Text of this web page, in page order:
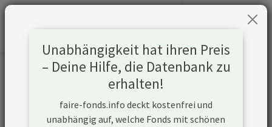
Informationen zum Unternehmen
Target Corporation
Unabhängigkeit hat ihren Preis
– Deine Hilfe, die Datenbank zu
erhalten!
faire-fonds.info deckt kostenfrei und
unabhängig auf, welche Fonds mit schönen